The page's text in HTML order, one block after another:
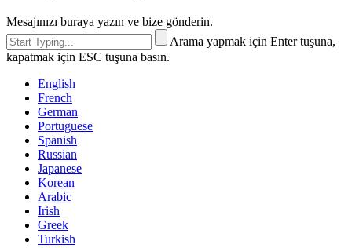
Mesajınızı buraya yazın ve bize gönderin.
Arama yapmak için Enter tuşuna,
kapatmak için ESC tuşuna basın.
English
French
German
Portuguese
Spanish
Russian
Japanese
Korean
Arabic
Irish
Greek
Turkish